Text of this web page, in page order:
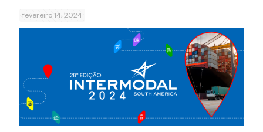
fevereiro 14, 2024